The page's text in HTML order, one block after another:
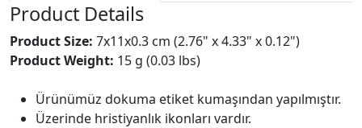
Product Details
Product Size: 7x11x0.3 cm (2.76" x 4.33" x 0.12")
Product Weight: 15 g (0.03 lbs)
Ürünümüz dokuma etiket kumaşından yapılmıştır.
Üzerinde hristiyanlık ikonları vardır.